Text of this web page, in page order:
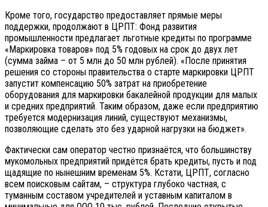
Кроме того, государство предоставляет прямые меры
поддержки, продолжают в ЦРПТ: Фонд развития
промышленности предлагает льготные кредиты по программе
«Маркировка товаров» под 5% годовых на срок до двух лет
(сумма займа – от 5 млн до 50 млн рублей). «После принятия
решения со стороны правительства о старте маркировки ЦРПТ
запустит компенсацию 50% затрат на приобретение
оборудования для маркировки бакалейной продукции для малых
и средних предприятий. Таким образом, даже если предприятию
требуется модернизация линий, существуют механизмы,
позволяющие сделать это без ударной нагрузки на бюджет».
Фактически сам оператор честно признаётся, что большинству
мукомольных предприятий придётся брать кредиты, пусть и под
щадящие по нынешним временам 5%. Кстати, ЦРПТ, согласно
всем поисковым сайтам, – структура глубоко частная, с
туманным составом учредителей и уставным капиталом в